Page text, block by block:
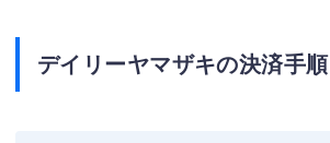
デイリーヤマザキの決済手順